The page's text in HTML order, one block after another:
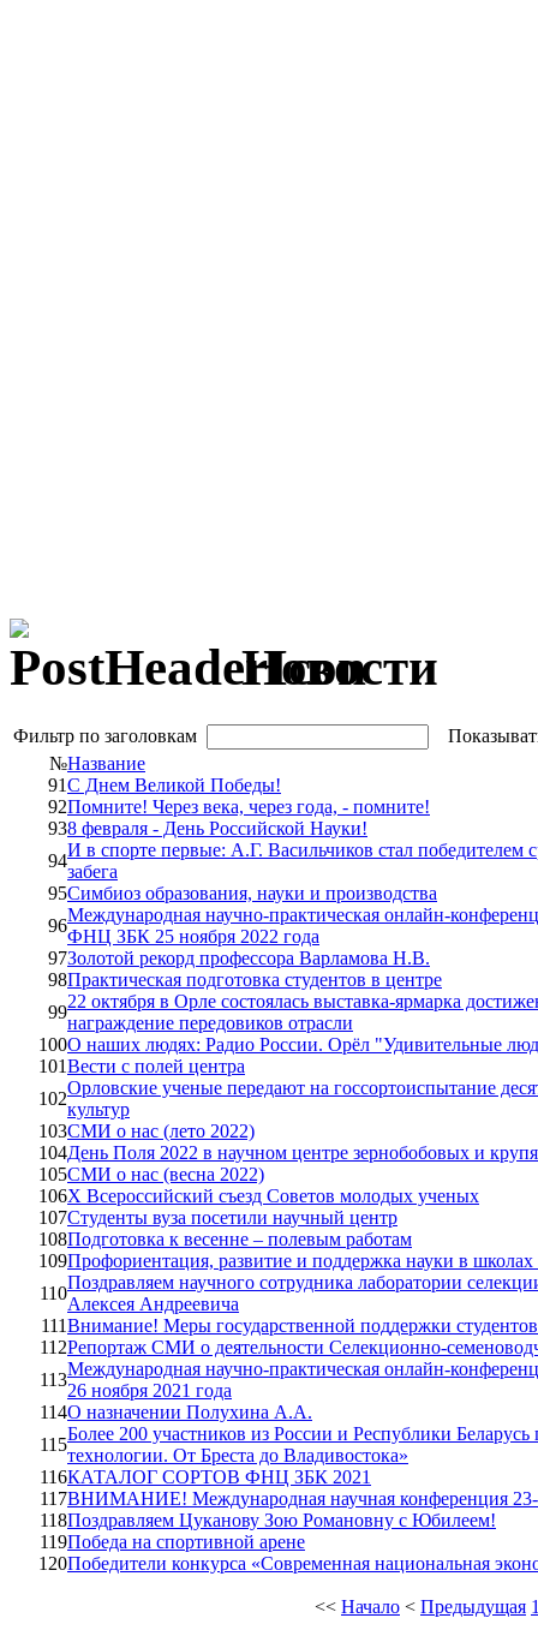
Новости
Фильтр по заголовкам
№Название
91С Днем Великой Победы!
92Помните! Через века, через года, - помните!
938 февраля - День Российской Науки!
94
И в спорте первые: А.Г. Васильчиков стал победителем
забега
95Симбиоз образования, науки и производства
96
Международная научно-практическая онлайн-
ФНЦ ЗБК 25 ноября 2022 года
97Золотой рекорд профессора Варламова Н.В.
98Практическая подготовка студентов в центре
99
22 октября в Орле состоялась выставка-ярмарка
награждение передовиков отрасли
100О наших людях: Радио России. Орёл "Удивительные
101Вести с полей центра
102
Орловские ученые передают на госсортоиспытание
культур
103СМИ о нас (лето 2022)
104День Поля 2022 в научном центре зернобобовых и
105СМИ о нас (весна 2022)
106Х Всероссийский съезд Советов молодых ученых
107Студенты вуза посетили научный центр
108Подготовка к весенне – полевым работам
109Профориентация, развитие и поддержка науки в школах
110
Поздравляем научного сотрудника лаборатории
Алексея Андреевича
111Внимание! Меры государственной поддержки
112Репортаж СМИ о деятельности Селекционно-
113
Международная научно-практическая онлайн-
26 ноября 2021 года
114О назначении Полухина А.А.
115
Более 200 участников из России и Республики
технологии. От Бреста до Владивостока»
116КАТАЛОГ СОРТОВ ФНЦ ЗБК 2021
117ВНИМАНИЕ! Международная научная конференция 23-
118Поздравляем Цуканову Зою Романовну с Юбилеем!
119Победа на спортивной арене
120Победители конкурса «Современная национальная
<< Начало < Предыдущая